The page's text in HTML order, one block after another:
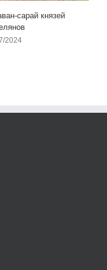
сарай князей
2024